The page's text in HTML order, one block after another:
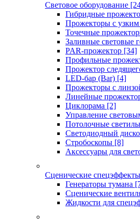
Световое оборудование
Гибридные
Прожекторы с
Точечные
Заливные световые
PAR-прожектор [34]
Профильные
Прожектор
LED-бар (Bar) [4]
Прожекторы с
Линейные
Циклорама [2]
Управление
Потолочные
Светодиодный
Стробоскопы [8]
Аксессуары для
Сценические спецэффекты
Генераторы тумана
Сценические
Жидкости для